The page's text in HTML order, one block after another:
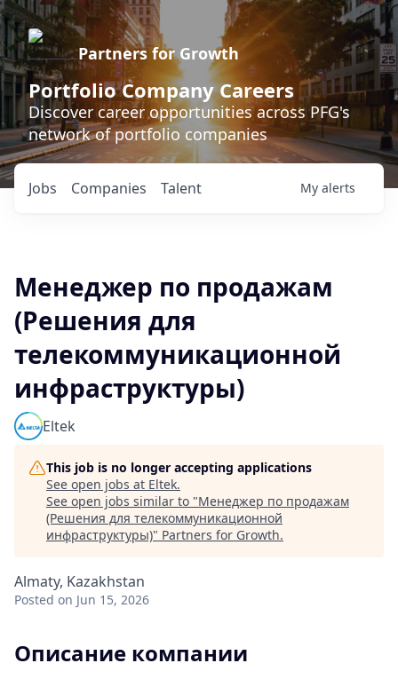
Partners for Growth
Portfolio Company Careers
Discover career opportunities across PFG's
network of portfolio companies
Jobs Companies Talent My alerts
Менеджер по продажам
(Решения для
телекоммуникационной
инфраструктуры)
Eltek
This job is no longer accepting applications
See open jobs at Eltek.
See open jobs similar to "Менеджер по продажам
(Решения для телекоммуникационной
инфраструктуры)" Partners for Growth.
Almaty, Kazakhstan
Posted on Jun 15, 2026
Описание компании